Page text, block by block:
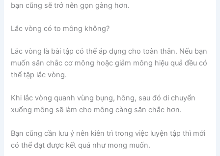
bạn cũng sẽ trở nên gọn gàng hơn.
Lắc vòng có to mông không?
Lắc vòng là bài tập có thể áp dụng cho toàn thân. Nếu bạn
muốn săn chắc cơ mông hoặc giảm mông hiệu quả đều có
thể tập lắc vòng.
Khi lắc vòng quanh vùng bụng, hông, sau đó di chuyển
xuống mông sẽ làm cho mông càng săn chắc hơn.
Bạn cũng cần lưu ý nên kiên trì trong việc luyện tập thì mới
có thể đạt được kết quả như mong muốn.